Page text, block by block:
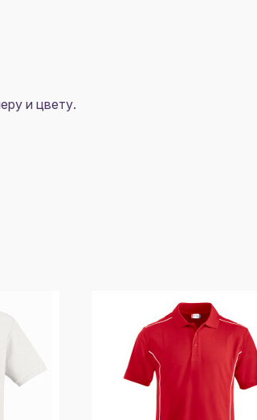
и цвету.